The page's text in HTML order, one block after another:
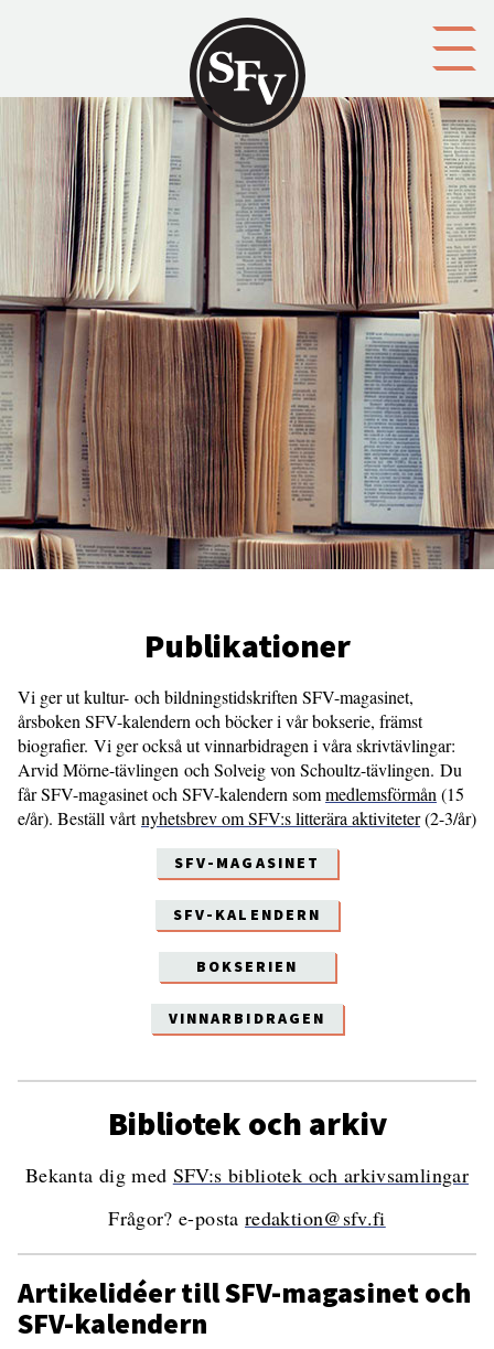
Publikationer
Vi ger ut kultur- och bildningstidskriften SFV-magasinet,
årsboken SFV-kalendern och böcker i vår bokserie, främst
biografier. Vi ger också ut vinnarbidragen i våra skrivtävlingar:
Arvid Mörne-tävlingen och Solveig von Schoultz-tävlingen. Du
får SFV-magasinet och SFV-kalendern sommedlemsförmån (15
e/år). Beställ vårtnyhetsbrev om SFV:s litterära aktiviteter(2-3/år)
SFV-MAGASINET
SFV-KALENDERN
BOKSERIEN
VINNARBIDRAGEN
Bibliotek och arkiv
Bekanta dig med SFV:s bibliotek och arkivsamlingar
Frågor? e-posta redaktion@sfv.fi
Artikelidéer till SFV-magasinet och
SFV-kalendern